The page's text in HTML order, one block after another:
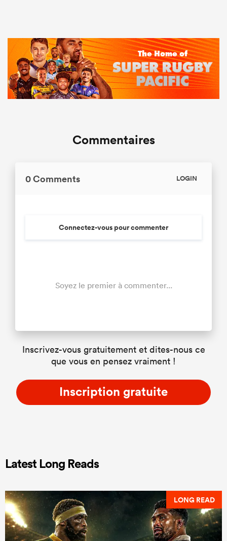
Commentaires
0 Comments LOGIN
Connectez-vous pour commenter
Soyez le premier à commenter...
Inscrivez-vous gratuitement et dites-nous ce
que vous en pensez vraiment !
Inscription gratuite
Latest Long Reads
LONG READ